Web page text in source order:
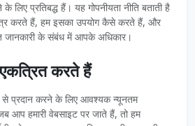
के लिए प्रतिबद्ध हैं। यह गोपनीयता नीति बताती है
करते हैं, हम इसका उपयोग कैसे करते हैं, और
जानकारी के संबंध में आपके अधिकार।
करते हैं
से प्रदान करने के लिए आवश्यक न्यूनतम
आप हमारी वेबसाइट पर जाते हैं, तो हम